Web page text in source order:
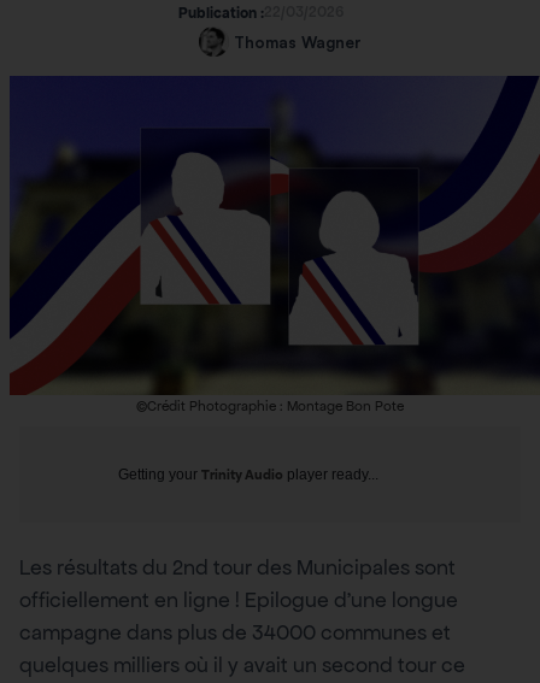
Publication :22/03/2026
Thomas Wagner
©Crédit Photographie : Montage Bon Pote
Getting your Trinity Audio player ready...
Les résultats du 2nd tour des Municipales sont
officiellement en ligne ! Epilogue d’une longue
campagne dans plus de 34000 communes et
quelques milliers où il y avait un second tour ce